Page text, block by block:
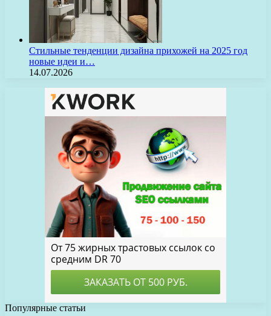
Стильные тенденции дизайна прихожей на 2025 год
новые идеи и…
14.07.2026
Популярные статьи